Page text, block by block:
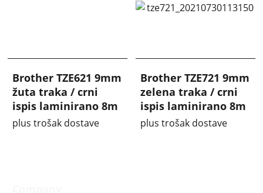
Brother TZE621 9mm
žuta traka / crni
ispis laminirano 8m
plus trošak dostave
Brother TZE721 9mm
zelena traka / crni
ispis laminirano 8m
plus trošak dostave